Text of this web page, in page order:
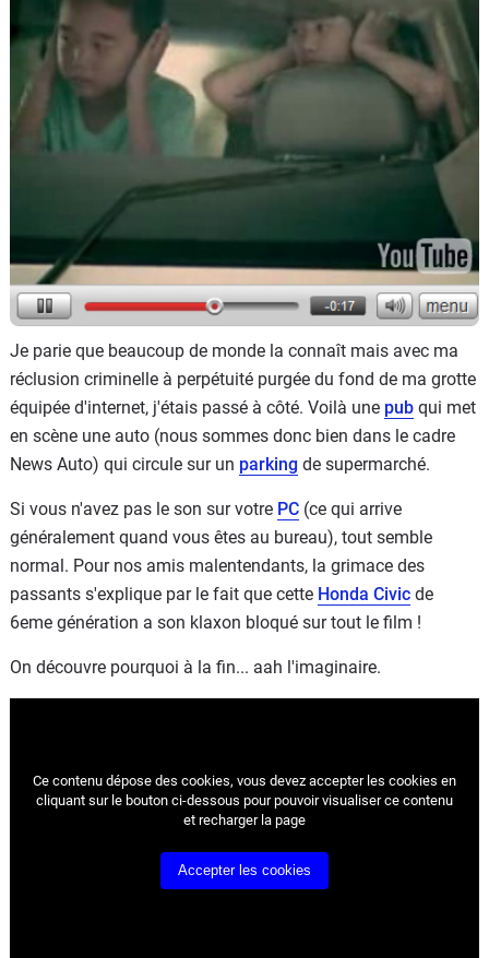
Flottes
Auto
Services
Forum
Marques
Je parie que beaucoup de monde la connaît mais avec ma
réclusion criminelle à perpétuité purgée du fond de ma grotte
équipée d'internet, j'étais passé à côté. Voilà une pub qui met
en scène une auto (nous sommes donc bien dans le cadre
News Auto) qui circule sur un parking de supermarché.
Si vous n'avez pas le son sur votre PC (ce qui arrive
généralement quand vous êtes au bureau), tout semble
normal. Pour nos amis malentendants, la grimace des
passants s'explique par le fait que cette Honda Civic de
6eme génération a son klaxon bloqué sur tout le film !
On découvre pourquoi à la fin... aah l'imaginaire.
Ce contenu dépose des cookies, vous devez accepter les cookies en
cliquant sur le bouton ci-dessous pour pouvoir visualiser ce contenu
et recharger la page
Accepter les cookies